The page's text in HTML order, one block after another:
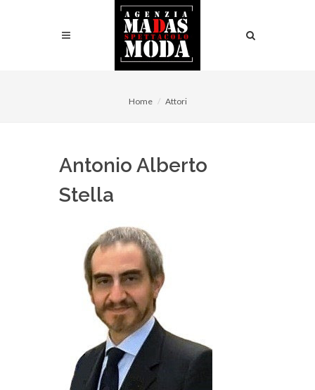
Home Attori
Antonio Alberto
Stella